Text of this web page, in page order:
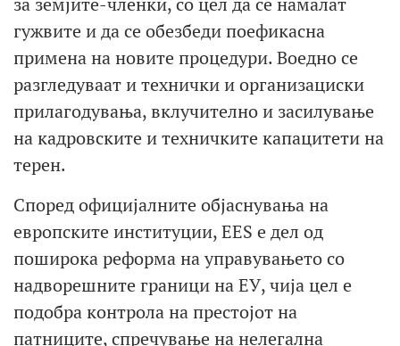
гужвите и да се обезбеди поефикасна
примена на новите процедури. Воедно се
разгледуваат и технички и организациски
прилагодувања, вклучително и засилување
на кадровските и техничките капацитети на
терен.
Според официјалните објаснувања на
европските институции, EES е дел од
поширока реформа на управувањето со
надворешните граници на ЕУ, чија цел е
подобра контрола на престојот на
патниците, спречување на нелегална